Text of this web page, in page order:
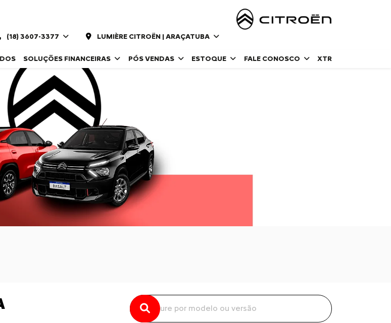
(18) 3607-3377 LUMIÈRE CITROËN | ARAÇATUBA
SOLUÇÕES FINANCEIRAS PÓS VENDAS ESTOQUE FALE CONOSCO XTR